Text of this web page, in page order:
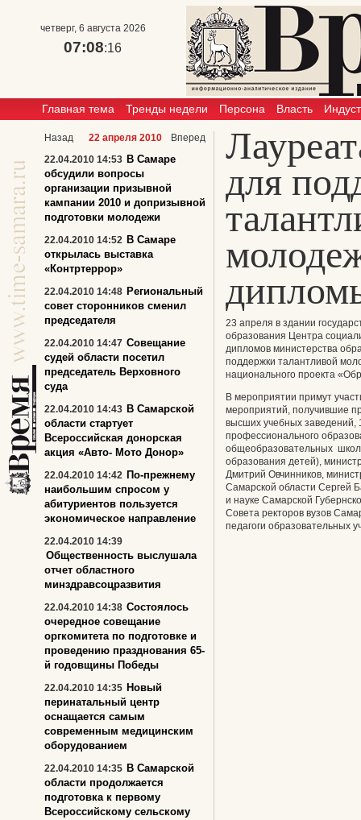
четверг, 6 августа 2026
07:08:16
Главная тема Тренды недели Персона Власть
для
23 апреля в здании
образования Центра
дипломов министерства
поддержки талантливой
национального проекта
В мероприятии примут
мероприятий, получившие
высших учебных заведений,
профессионального
общеобразовательных
образования детей),
Дмитрий Овчинников,
Самарской области Сергей
и науке Самарской
Совета ректоров вузов
педагоги образовательных
Назад 22 апреля 2010
Вперед
22.04.2010 14:53 В Самаре
обсудили вопросы
организации призывной
кампании 2010 и допризывной
подготовки молодежи
22.04.2010 14:52 В Самаре
открылась выставка
«Контртеррор»
22.04.2010 14:48 Региональный
совет сторонников сменил
председателя
22.04.2010 14:47 Совещание
судей области посетил
председатель Верховного
суда
22.04.2010 14:43 В Самарской
области стартует
Всероссийская донорская
акция «Авто- Мото Донор»
22.04.2010 14:42 По-прежнему
наибольшим спросом у
абитуриентов пользуется
экономическое направление
22.04.2010 14:39
Общественность выслушала
отчет областного
минздравсоцразвития
22.04.2010 14:38 Состоялось
очередное совещание
оргкомитета по подготовке и
проведению празднования 65-
й годовщины Победы
22.04.2010 14:35 Новый
перинатальный центр
оснащается самым
современным медицинским
оборудованием
22.04.2010 14:35 В Самарской
области продолжается
подготовка к первому
Всероссийскому сельскому